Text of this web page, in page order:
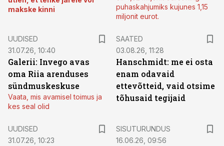
makske kinni
puhaskahjumiks kujunes 1,15
miljonit eurot.
UUDISED
31.07.26, 10:40
Galerii: Invego avas
oma Riia arenduses
sündmuskeskuse
Vaata, mis avamisel toimus ja
kes seal olid
SAATED
03.08.26, 11:28
Hanschmidt: me ei osta
enam odavaid
ettevõtteid, vaid otsime
tõhusaid tegijaid
UUDISED
31.07.26, 10:23
SISUTURUNDUS
16.06.26, 09:56